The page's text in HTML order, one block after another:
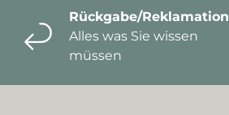
Rückgabe/Reklamation
Alles was Sie wissen
müssen